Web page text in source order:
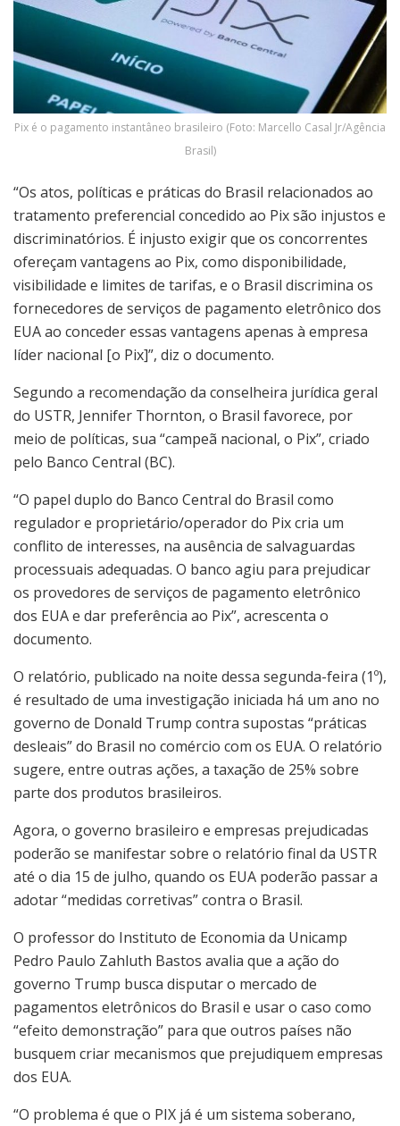
Pix é o pagamento instantâneo brasileiro (Foto: Marcello Casal Jr/Agência
Brasil)
“Os atos, políticas e práticas do Brasil relacionados ao
tratamento preferencial concedido ao Pix são injustos e
discriminatórios. É injusto exigir que os concorrentes
ofereçam vantagens ao Pix, como disponibilidade,
visibilidade e limites de tarifas, e o Brasil discrimina os
fornecedores de serviços de pagamento eletrônico dos
EUA ao conceder essas vantagens apenas à empresa
líder nacional [o Pix]”, diz o documento.
Segundo a recomendação da conselheira jurídica geral
do USTR, Jennifer Thornton, o Brasil favorece, por
meio de políticas, sua “campeã nacional, o Pix”, criado
pelo Banco Central (BC).
“O papel duplo do Banco Central do Brasil como
regulador e proprietário/operador do Pix cria um
conflito de interesses, na ausência de salvaguardas
processuais adequadas. O banco agiu para prejudicar
os provedores de serviços de pagamento eletrônico
dos EUA e dar preferência ao Pix”, acrescenta o
documento.
O relatório, publicado na noite dessa segunda-feira (1º),
é resultado de uma investigação iniciada há um ano no
governo de Donald Trump contra supostas “práticas
desleais” do Brasil no comércio com os EUA. O relatório
sugere, entre outras ações, a taxação de 25% sobre
parte dos produtos brasileiros.
Agora, o governo brasileiro e empresas prejudicadas
poderão se manifestar sobre o relatório final da USTR
até o dia 15 de julho, quando os EUA poderão passar a
adotar “medidas corretivas” contra o Brasil.
O professor do Instituto de Economia da Unicamp
Pedro Paulo Zahluth Bastos avalia que a ação do
governo Trump busca disputar o mercado de
pagamentos eletrônicos do Brasil e usar o caso como
“efeito demonstração” para que outros países não
busquem criar mecanismos que prejudiquem empresas
dos EUA.
“O problema é que o PIX já é um sistema soberano,